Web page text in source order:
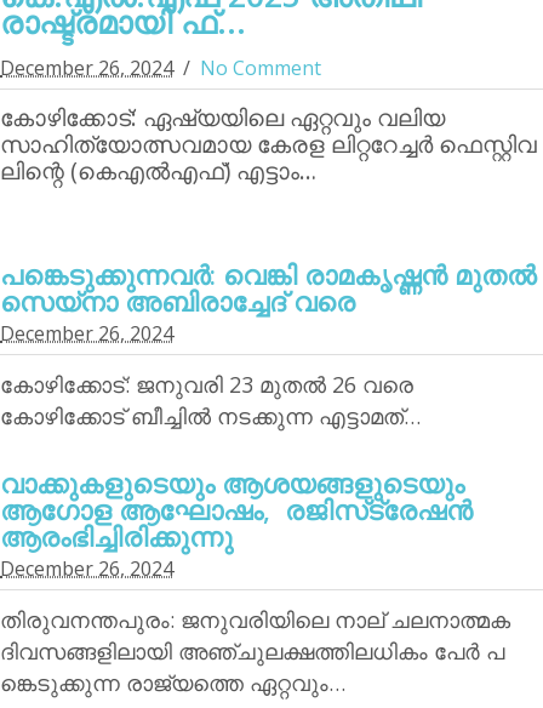
രാഷ്ട്രമായി ഫ്...
December 26, 2024 No Comment
കോഴിക്കോട്: ഏഷ്യയിലെ ഏറ്റവും വലിയ
സാഹിത്യോത്സവമായ കേരള ലിറ്ററേച്ചര്‍ ഫെസ്റ്റിവ
ലിന്റെ (കെഎല്‍എഫ്) എട്ടാം…
പങ്കെടുക്കുന്നവര്‍: വെങ്കി രാമകൃഷ്ണന്‍ മുതല്‍
സെയ്‌നാ അബിരാച്ചേദ് വരെ
December 26, 2024
കോഴിക്കോട്: ജനുവരി 23 മുതല്‍ 26 വരെ
കോഴിക്കോട് ബീച്ചില്‍ നടക്കുന്ന എട്ടാമത്…
വാക്കുകളുടെയും ആശയങ്ങളുടെയും
ആഗോള ആഘോഷം, രജിസ്‌ട്രേഷന്‍
ആരംഭിച്ചിരിക്കുന്നു
December 26, 2024
തിരുവനന്തപുരം: ജനുവരിയിലെ നാല് ചലനാത്മക
ദിവസങ്ങളിലായി അഞ്ചുലക്ഷത്തിലധികം പേര്‍ പ
ങ്കെടുക്കുന്ന രാജ്യത്തെ ഏറ്റവും…